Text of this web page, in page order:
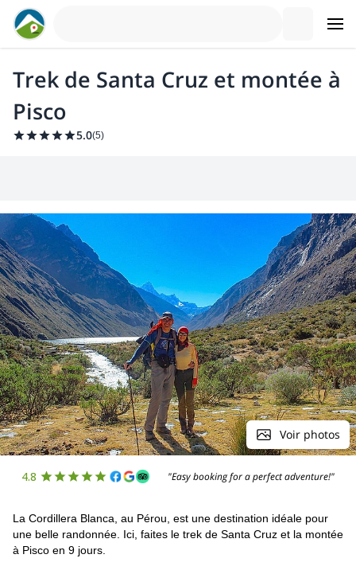
Trek de Santa Cruz et montée à
Pisco
5.0(5)
Voir photos
4.8 "Easy booking for a perfect adventure!"
La Cordillera Blanca, au Pérou, est une destination idéale pour
une belle randonnée. Ici, faites le trek de Santa Cruz et la montée
à Pisco en 9 jours.